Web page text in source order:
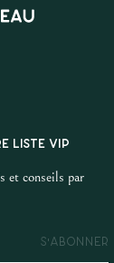
LISTE VIP
et conseils par
S'ABONNER